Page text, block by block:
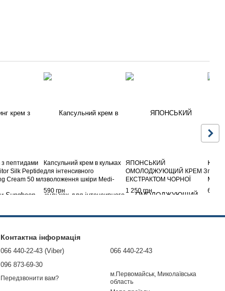
з пептидами
Silk Peptide
Cream 50 мл
Капсульний крем в кульках
для інтенсивного
зволоження шкіри Medi-
Peel Power Aqua Cream, 50
мл
590 грн
ЯПОНСЬКИЙ
ОМОЛОДЖУЮЩИЙ КРЕМ З
ЕКСТРАКТОМ ЧОРНОЇ
ТРОЯНДИ – ЛАСТІК ВІД
ЗМОРШОК FARIS BACCARA
1 250 грн
Крем
Tea-
690
Контактна інформація
066 440-22-43 (Viber)
096 873-69-30
Передзвонити вам?
066 440-22-43
м.Первомайськ, Миколаївська
область